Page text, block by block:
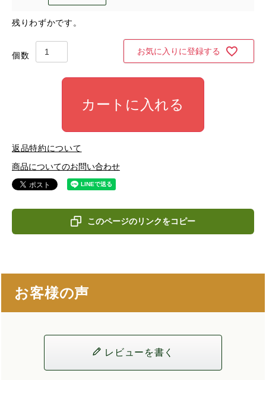
残りわずかです。
お気に入りに登録する
カートに入れる
返品特約について
商品についてのお問い合わせ
このページのリンクをコピー
お客様の声
レビューを書く